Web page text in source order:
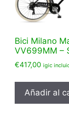
Bici Milano
VV699MM –
€417,00 igic
Añadir al